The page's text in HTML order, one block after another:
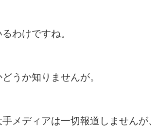
わけですね。
うか知りませんが。
メディアは一切報道しませんが